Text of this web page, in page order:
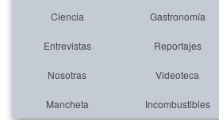
Ciencia Gastronomía
Entrevistas Reportajes
Nosotras Videoteca
Mancheta Incombustibles